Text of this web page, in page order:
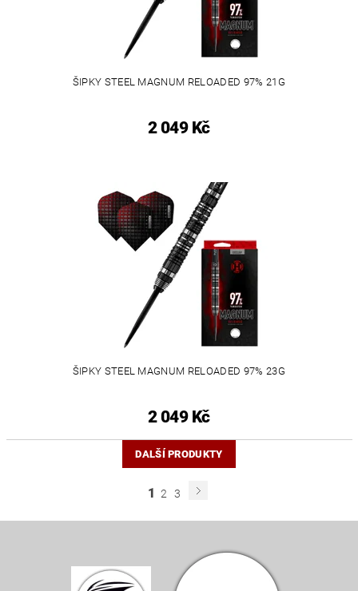
ŠIPKY STEEL MAGNUM RELOADED 97% 21G
2 049 Kč
ŠIPKY STEEL MAGNUM RELOADED 97% 23G
2 049 Kč
DALŠÍ PRODUKTY
1 2 3